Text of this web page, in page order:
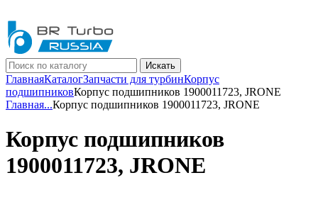
Искать
ГлавнаяКаталогЗапчасти для турбинКорпус
подшипниковКорпус подшипников 1900011723, JRONE
Главная...Корпус подшипников 1900011723, JRONE
Корпус подшипников
1900011723, JRONE